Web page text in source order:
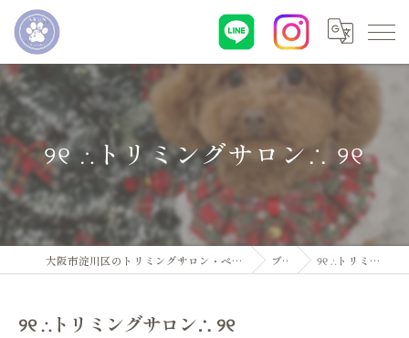
୨୧ ∴トリミングサロン∴ ୨୧
大阪市淀川区のトリミングサロン・ペットサロンならDogsalon ARUN ブログ ୨୧ ∴トリミングサロン∴ ୨୧
୨୧ ∴トリミングサロン∴ ୨୧